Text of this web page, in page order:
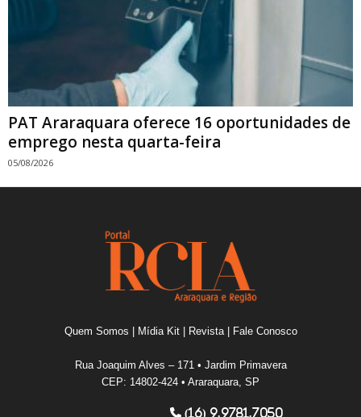
PAT Araraquara oferece 16 oportunidades de
emprego nesta quarta-feira
05/08/2026
Quem Somos Mídia Kit| Revista| Fale Conosco
Rua Joaquim Alves – 171 • Jardim Primavera
CEP: 14802-424 • Araraquara, SP
(16) 9.9781.7050